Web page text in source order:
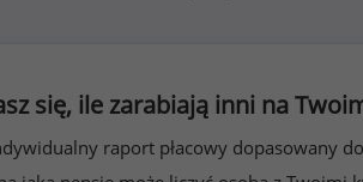
się, ile zarabiają inni na
raport płacowy dopasowany